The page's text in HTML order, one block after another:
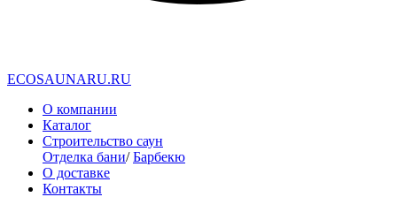
ECOSAUNARU.RU
О компании
Каталог
Строительство саун
Отделка бани/Барбекю
О доставке
Контакты